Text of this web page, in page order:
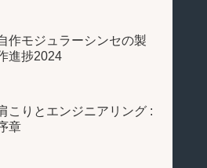
作モジュラーシンセの製
進捗2024
こりとエンジニアリング :
章